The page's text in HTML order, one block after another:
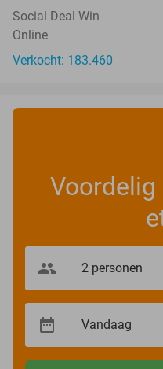
Social Deal Win
Online
Verkocht: 183.460